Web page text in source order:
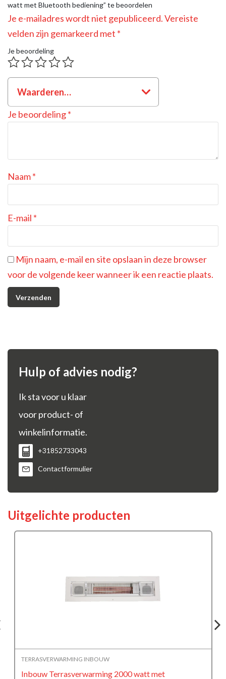
watt met Bluetooth bediening” te beoordelen
Je e-mailadres wordt niet gepubliceerd.Vereiste
velden zijn gemarkeerd met *
Je beoordeling
Waarderen…
Je beoordeling*
Naam*
E-mail *
Mijn naam, e-mail en site opslaan in deze browser
voor de volgende keer wanneer ik een reactie plaats.
Hulp of advies nodig?
Ik sta voor u klaar
voor product- of
winkelinformatie.
+31852733043
Contactformulier
Uitgelichte producten
TERRASVERWARMING INBOUW
Inbouw Infrarood Terrasverwarming 2000 watt